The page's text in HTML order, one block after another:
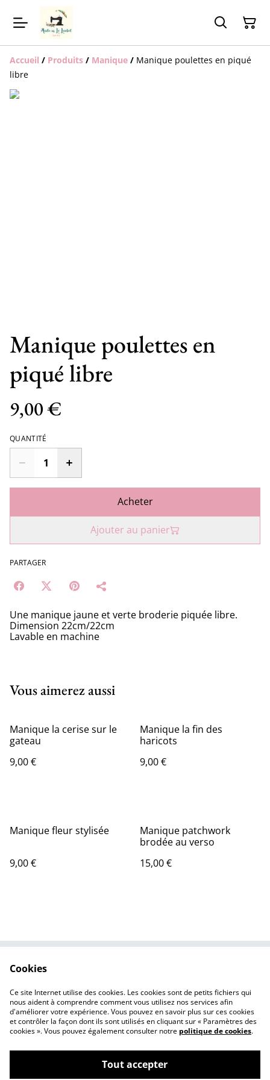
Accueil / Produits / Manique / Manique poulettes en piqué
libre
Manique poulettes en
piqué libre
9,00 €
QUANTITÉ
Acheter
Ajouter au panier
PARTAGER
Une manique jaune et verte broderie piquée libre.
Dimension 22cm/22cm
Lavable en machine
Vous aimerez aussi
Manique la cerise sur le
gateau
9,00 €
Manique la fin des
haricots
9,00 €
Manique fleur stylisée
9,00 €
Manique patchwork
brodée au verso
15,00 €
Politique de
confidentialité
Politique des cookies
Cookies
Ce site Internet utilise des cookies. Les cookies sont de petits fichiers qui
nous aident à comprendre comment vous utilisez nos services afin
d'améliorer votre expérience. Vous pouvez en savoir plus sur ces cookies
et contrôler la façon dont ils sont utilisés en cliquant sur « Paramètres des
cookies ». Vous pouvez également consulter notre politique de cookies.
Tout accepter